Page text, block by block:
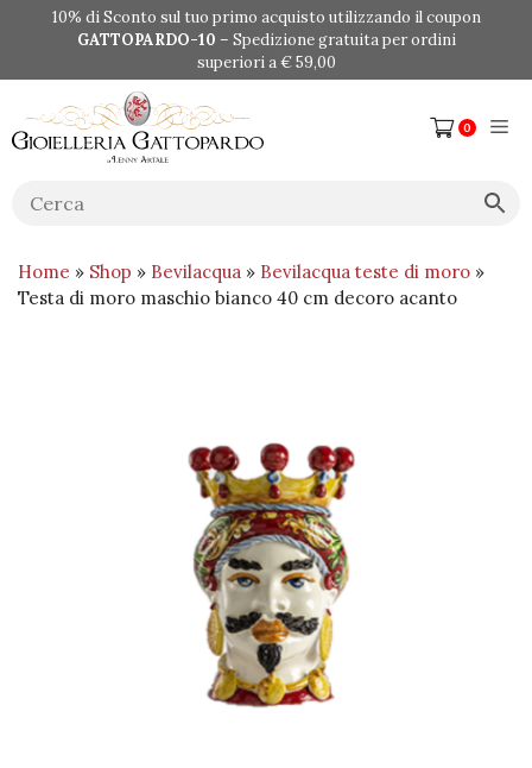
10% di Sconto sul tuo primo acquisto utilizzando il coupon
GATTOPARDO-10 – Spedizione gratuita per ordini
superiori a € 59,00
0
Home » Shop » Bevilacqua » Bevilacqua teste di moro »
Testa di moro maschio bianco 40 cm decoro acanto